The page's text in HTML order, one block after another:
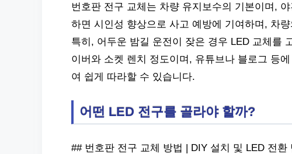
번호판 전구 교체는 차량 유지보수의 기본이며,
하면 시인성 향상으로 사고 예방에 기여하며, 차
특히, 어두운 밤길 운전이 잦은 경우 LED 교체를
이버와 소켓 렌치 정도이며, 유튜브나 블로그 등
여 쉽게 따라할 수 있습니다.
어떤 LED 전구를 골라야 할까?
## 번호판 전구 교체 방법 | DIY 설치 및 LED 전환